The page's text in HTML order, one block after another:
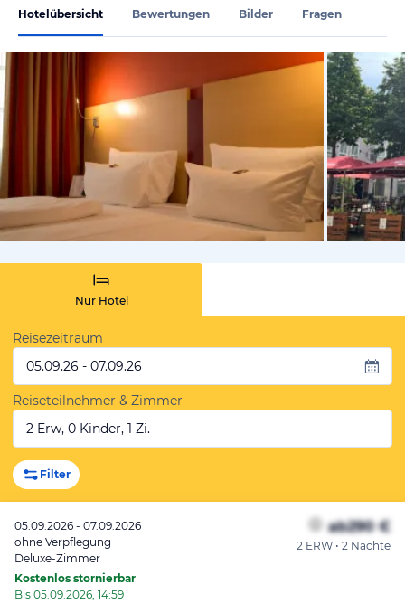
Hotelübersicht Bewertungen Bilder Fragen
vom
Nur Hotel
Reisezeitraum
05.09.26 - 07.09.26
Reiseteilnehmer & Zimmer
2 Erw, 0 Kinder, 1 Zi.
Filter
05.09.2026 - 07.09.2026
ohne Verpflegung
Deluxe-Zimmer
Kostenlos stornierbar
Bis 05.09.2026, 14:59
ab290 €
2 ERW • 2 Nächte